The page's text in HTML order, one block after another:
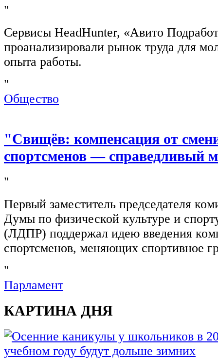
"
Сервисы HeadHunter, «Авито
проанализировали рынок труда для
опыта работы.
"
Общество
"Свищёв: компенсация от
спортсменов — справедливый
"
Первый заместитель председателя
Думы по физической культуре и
(ЛДПР) поддержал идею введения
спортсменов, меняющих спортивное
"
Парламент
КАРТИНА ДНЯ